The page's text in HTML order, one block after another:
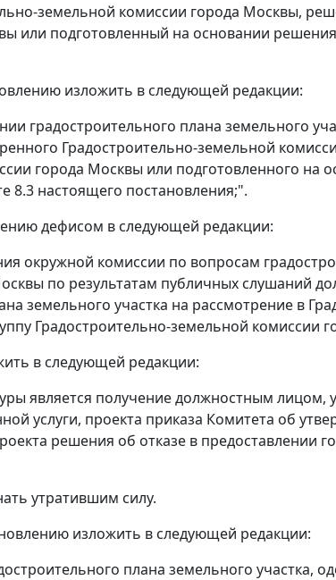
земельной комиссии города Москвы,
или подготовленный на основании
изложить в следующей редакции:
градостроительного плана земельного
Градостроительно-земельной
города Москвы или подготовленного на
8.3 настоящего постановления;".
дефисом в следующей редакции:
окружной комиссии по вопросам
по результатам публичных слушаний
земельного участка на рассмотрение в
Градостроительно-земельной комиссии
в следующей редакции:
является получение должностным
услуги, проекта приказа Комитета об
решения об отказе в предоставлении
утратившим силу.
изложить в следующей редакции:
плана земельного участка,